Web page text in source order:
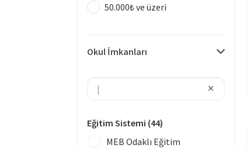
50.000₺ ve üzeri
Okul İmkanları
Eğitim Sistemi (44)
MEB Odaklı Eğitim